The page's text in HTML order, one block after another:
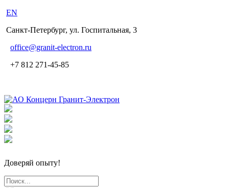
EN
Санкт-Петербург, ул. Госпитальная, 3
office@granit-electron.ru
+7 812 271-45-85
Доверяй опыту!